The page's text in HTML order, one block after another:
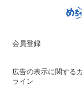
会員登録
広告の表示に関する
ライン